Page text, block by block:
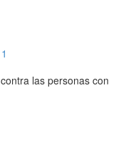
las personas con